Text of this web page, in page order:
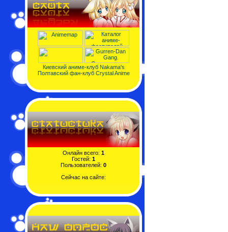
Киевский аниме-клуб Nakama's
Полтавский фан-клуб Crystal Anime
Онлайн всего: 1
Гостей: 1
Пользователей: 0
Сейчас на сайте: